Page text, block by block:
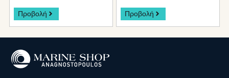
Προβολή Προβολή